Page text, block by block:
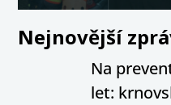
Nejnovější
Na
let: